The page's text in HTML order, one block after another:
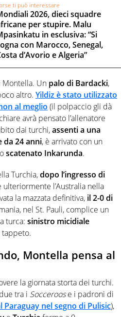
ti può interessare
2026, dieci squadre
per stupire. Malu
in esclusiva: “Si
con Marocco, Senegal,
d’Avorio e Algeria”
Montella. Un palo di Bardacki,
altro. Yildiz è stato utilizzato
al meglio (il polpaccio gli dà
avrà pensato l’allenatore
dai turchi,assenti a una
da 24 anni, è arrivato con un
scatenato Inkarunda.
Turchia,dopo l’ingresso di
l’Australia nella
la mazzata definitiva, il 2-0 di
nel St. Pauli, complice un
turca: sinistro micidiale
tappeto.
Montella pensa al
la giornata storta dei turchi.
tra i Socceroose i padroni di
Paraguay nel segno di Pulisic),